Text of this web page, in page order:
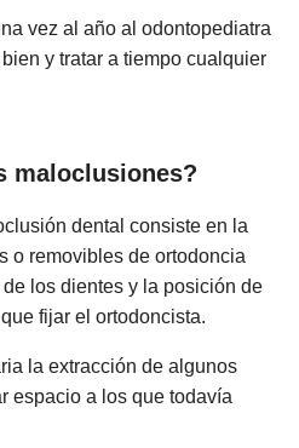
vez al año al odontopediatra
y tratar a tiempo cualquier
maloclusiones?
dental consiste en la
o removibles de ortodoncia
los dientes y la posición de
fijar el ortodoncista.
la extracción de algunos
espacio a los que todavía